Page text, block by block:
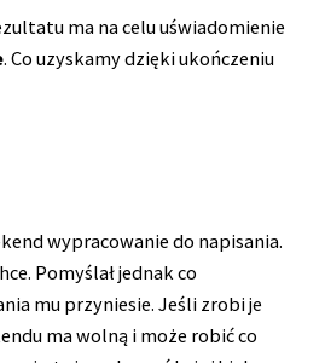
ma na celu uświadomienie
. Co uzyskamy dzięki ukończeniu
wypracowanie do napisania.
Pomyślał jednak co
mu przyniesie. Jeśli zrobi je
ma wolną i może robić co